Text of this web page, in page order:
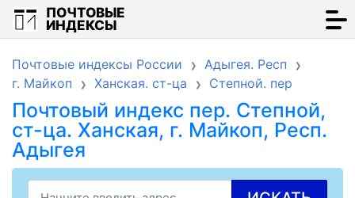
ПОЧТОВЫЕ
ИНДЕКСЫ
Почтовые индексы России
Адыгея. Респ
г. Майкоп
Ханская. ст-ца Степной. пер
Почтовый индекс пер. Степной,
ст-ца. Ханская, г. Майкоп, Респ.
Адыгея